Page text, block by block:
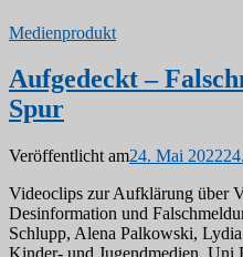
Medienprodukt
Aufgedeckt –
Spur
Veröffentlicht am24. Mai 2022
Videoclips zur Aufklärung über
Desinformation und
Schlupp, Alena Palkowski,